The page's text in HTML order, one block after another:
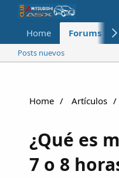
Home Forums
Posts nuevos
Home Artículos
¿Qué es
7 o 8